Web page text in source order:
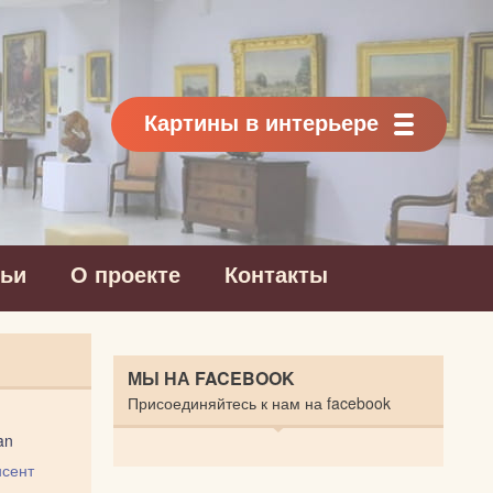
Картины в интерьере
О проекте Контакты
МЫ НА FACEBOOK
Присоединяйтесь к нам на facebook